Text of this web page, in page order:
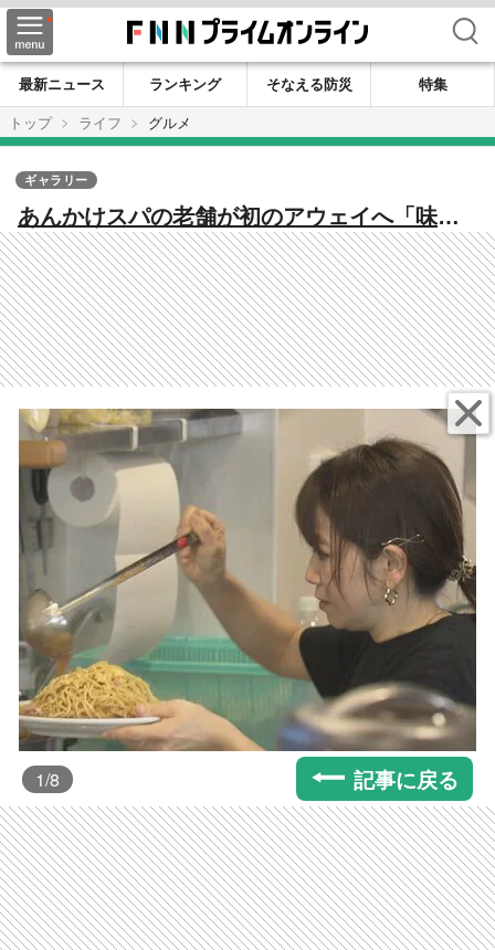
検索
最新ニュース ランキング そなえる防災
特集
トップ
ライフ グルメ
あんかけスパの老舗が初のアウェイへ「味が
違うって言われたら…」“飲食未経験”の女性
店長が迎えた予想外の初日
ギャラリー
1/8 記事に戻る